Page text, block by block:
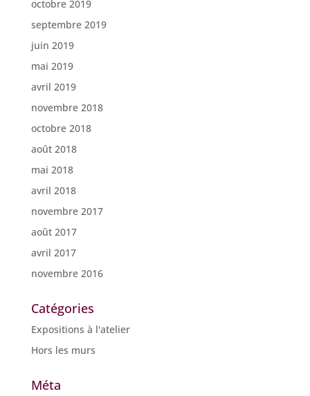
octobre 2019
septembre 2019
juin 2019
mai 2019
avril 2019
novembre 2018
octobre 2018
août 2018
mai 2018
avril 2018
novembre 2017
août 2017
avril 2017
novembre 2016
Catégories
Expositions à l'atelier
Hors les murs
Méta